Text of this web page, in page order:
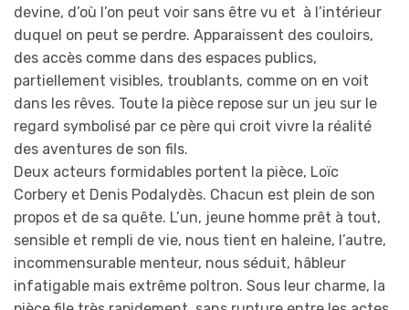
devine, d’où l’on peut voir sans être vu et à l’intérieur
duquel on peut se perdre. Apparaissent des couloirs,
des accès comme dans des espaces publics,
partiellement visibles, troublants, comme on en voit
dans les rêves. Toute la pièce repose sur un jeu sur le
regard symbolisé par ce père qui croit vivre la réalité
des aventures de son fils.
Deux acteurs formidables portent la pièce, Loïc
Corbery et Denis Podalydès. Chacun est plein de son
propos et de sa quête. L’un, jeune homme prêt à tout,
sensible et rempli de vie, nous tient en haleine, l’autre,
incommensurable menteur, nous séduit, hâbleur
infatigable mais extrême poltron. Sous leur charme, la